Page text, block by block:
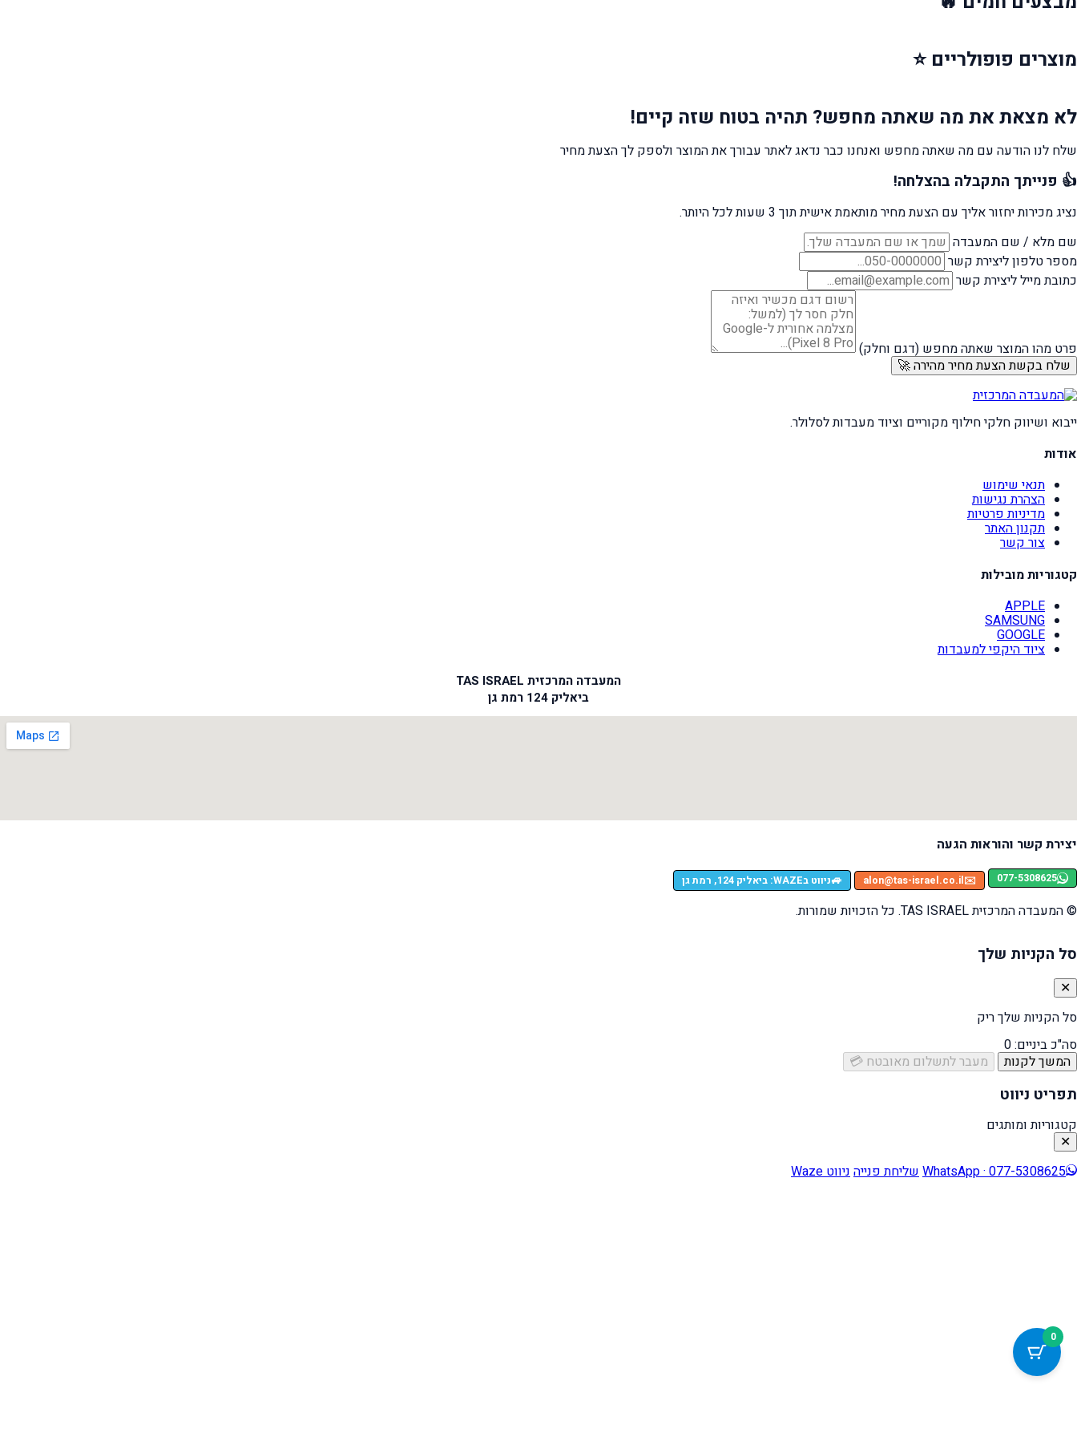
מוצרים פופולריים ⭐
לא מצאת את מה שאתה מחפש? תהיה בטוח שזה קיים!
שלח לנו הודעה עם מה שאתה מחפש ואנחנו כבר נדאג לאתר עבורך את המוצר ולספק לך הצעת מחיר
👍 פנייתך התקבלה בהצלחה!
נציג מכירות יחזור אליך עם הצעת מחיר מותאמת אישית תוך 3 שעות לכל היותר.
שם מלא / שם המעבדה
מספר טלפון ליצירת קשר
כתובת מייל ליצירת קשר
פרט מהו המוצר שאתה מחפש (דגם וחלק)
שלח בקשת הצעת מחיר מהירה 🚀
ייבוא ושיווק חלקי חילוף מקוריים וציוד מעבדות לסלולר.
אודות
תנאי שימוש
הצהרת נגישות
מדיניות פרטיות
תקנון האתר
צור קשר
קטגוריות מובילות
APPLE
SAMSUNG
GOOGLE
ציוד היקפי למעבדות
המעבדה המרכזית TAS ISRAEL
ביאליק 124 רמת גן
יצירת קשר והוראות הגעה
077-5308625
✉️
alon@tas-israel.co.il
🚙ניווט בWAZE: ביאליק 124, רמת גן
© המעבדה המרכזית TAS ISRAEL. כל הזכויות שמורות.
סל הקניות שלך
✕
סל הקניות שלך ריק
סה"כ ביניים:0
המשך לקנות
מעבר לתשלום מאובטח 💳
תפריט ניווט
קטגוריות ומותגים
✕
WhatsApp · 077-5308625שליחת פנייהניווט Waze
0